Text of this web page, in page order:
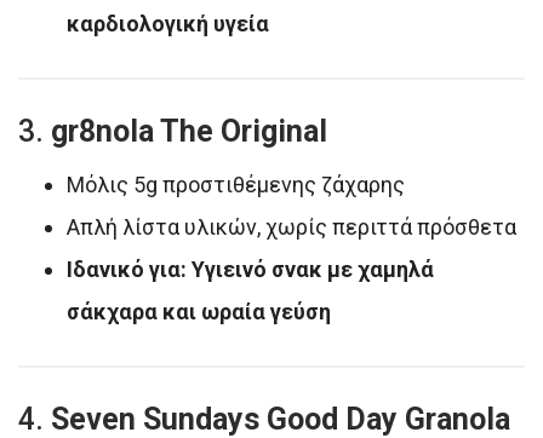
καρδιολογική υγεία
3. gr8nola The Original
Μόλις 5g προστιθέμενης ζάχαρης
Απλή λίστα υλικών, χωρίς περιττά πρόσθετα
Ιδανικό για: Υγιεινό σνακ με χαμηλά
σάκχαρα και ωραία γεύση
4. Seven Sundays Good Day Granola